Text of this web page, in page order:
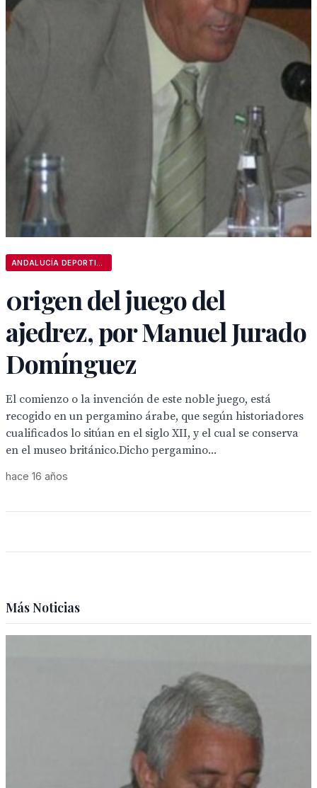
0rigen del juego del
ajedrez, por Manuel Jurado
Domínguez
El comienzo o la invención de este noble juego, está
recogido en un pergamino árabe, que según historiadores
cualificados lo sitúan en el siglo XII, y el cual se conserva
en el museo británico.Dicho pergamino...
hace 16 años
Más Noticias